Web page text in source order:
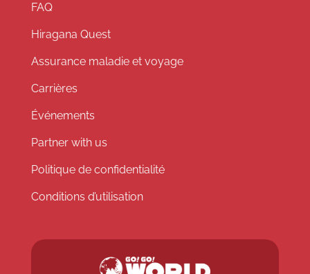
FAQ
Hiragana Quest
Assurance maladie et voyage
Carrières
Événements
Partner with us
Politique de confidentialité
Conditions d’utilisation